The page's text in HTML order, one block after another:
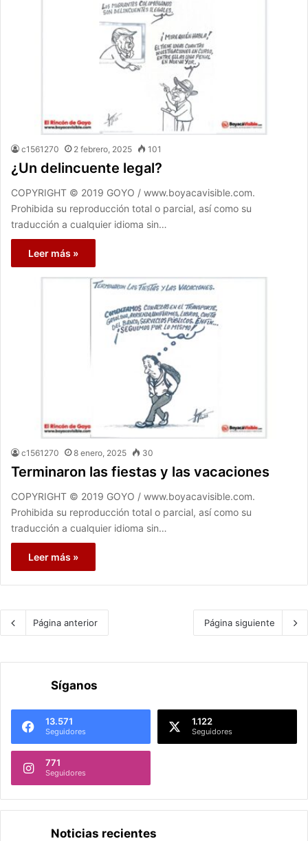
c1561270 2 febrero, 2025 101
¿Un delincuente legal?
COPYRIGHT © 2019 GOYO / www.boyacavisible.com.
Prohibida su reproducción total o parcial, así como su
traducción a cualquier idioma sin…
Leer más »
c1561270 8 enero, 2025 30
Terminaron las fiestas y las vacaciones
COPYRIGHT © 2019 GOYO / www.boyacavisible.com.
Prohibida su reproducción total o parcial, así como su
traducción a cualquier idioma sin…
Leer más »
Página anterior Página siguiente
Síganos
13.571
Seguidores
1.122
Seguidores
771
Seguidores
Noticias recientes